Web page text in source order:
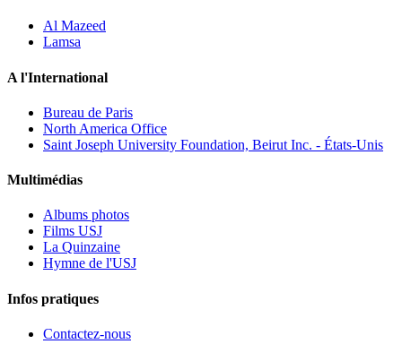
Al Mazeed
Lamsa
A l'International
Bureau de Paris
North America Office
Saint Joseph University Foundation, Beirut Inc. - États-Unis
Multimédias
Albums photos
Films USJ
La Quinzaine
Hymne de l'USJ
Infos pratiques
Contactez-nous